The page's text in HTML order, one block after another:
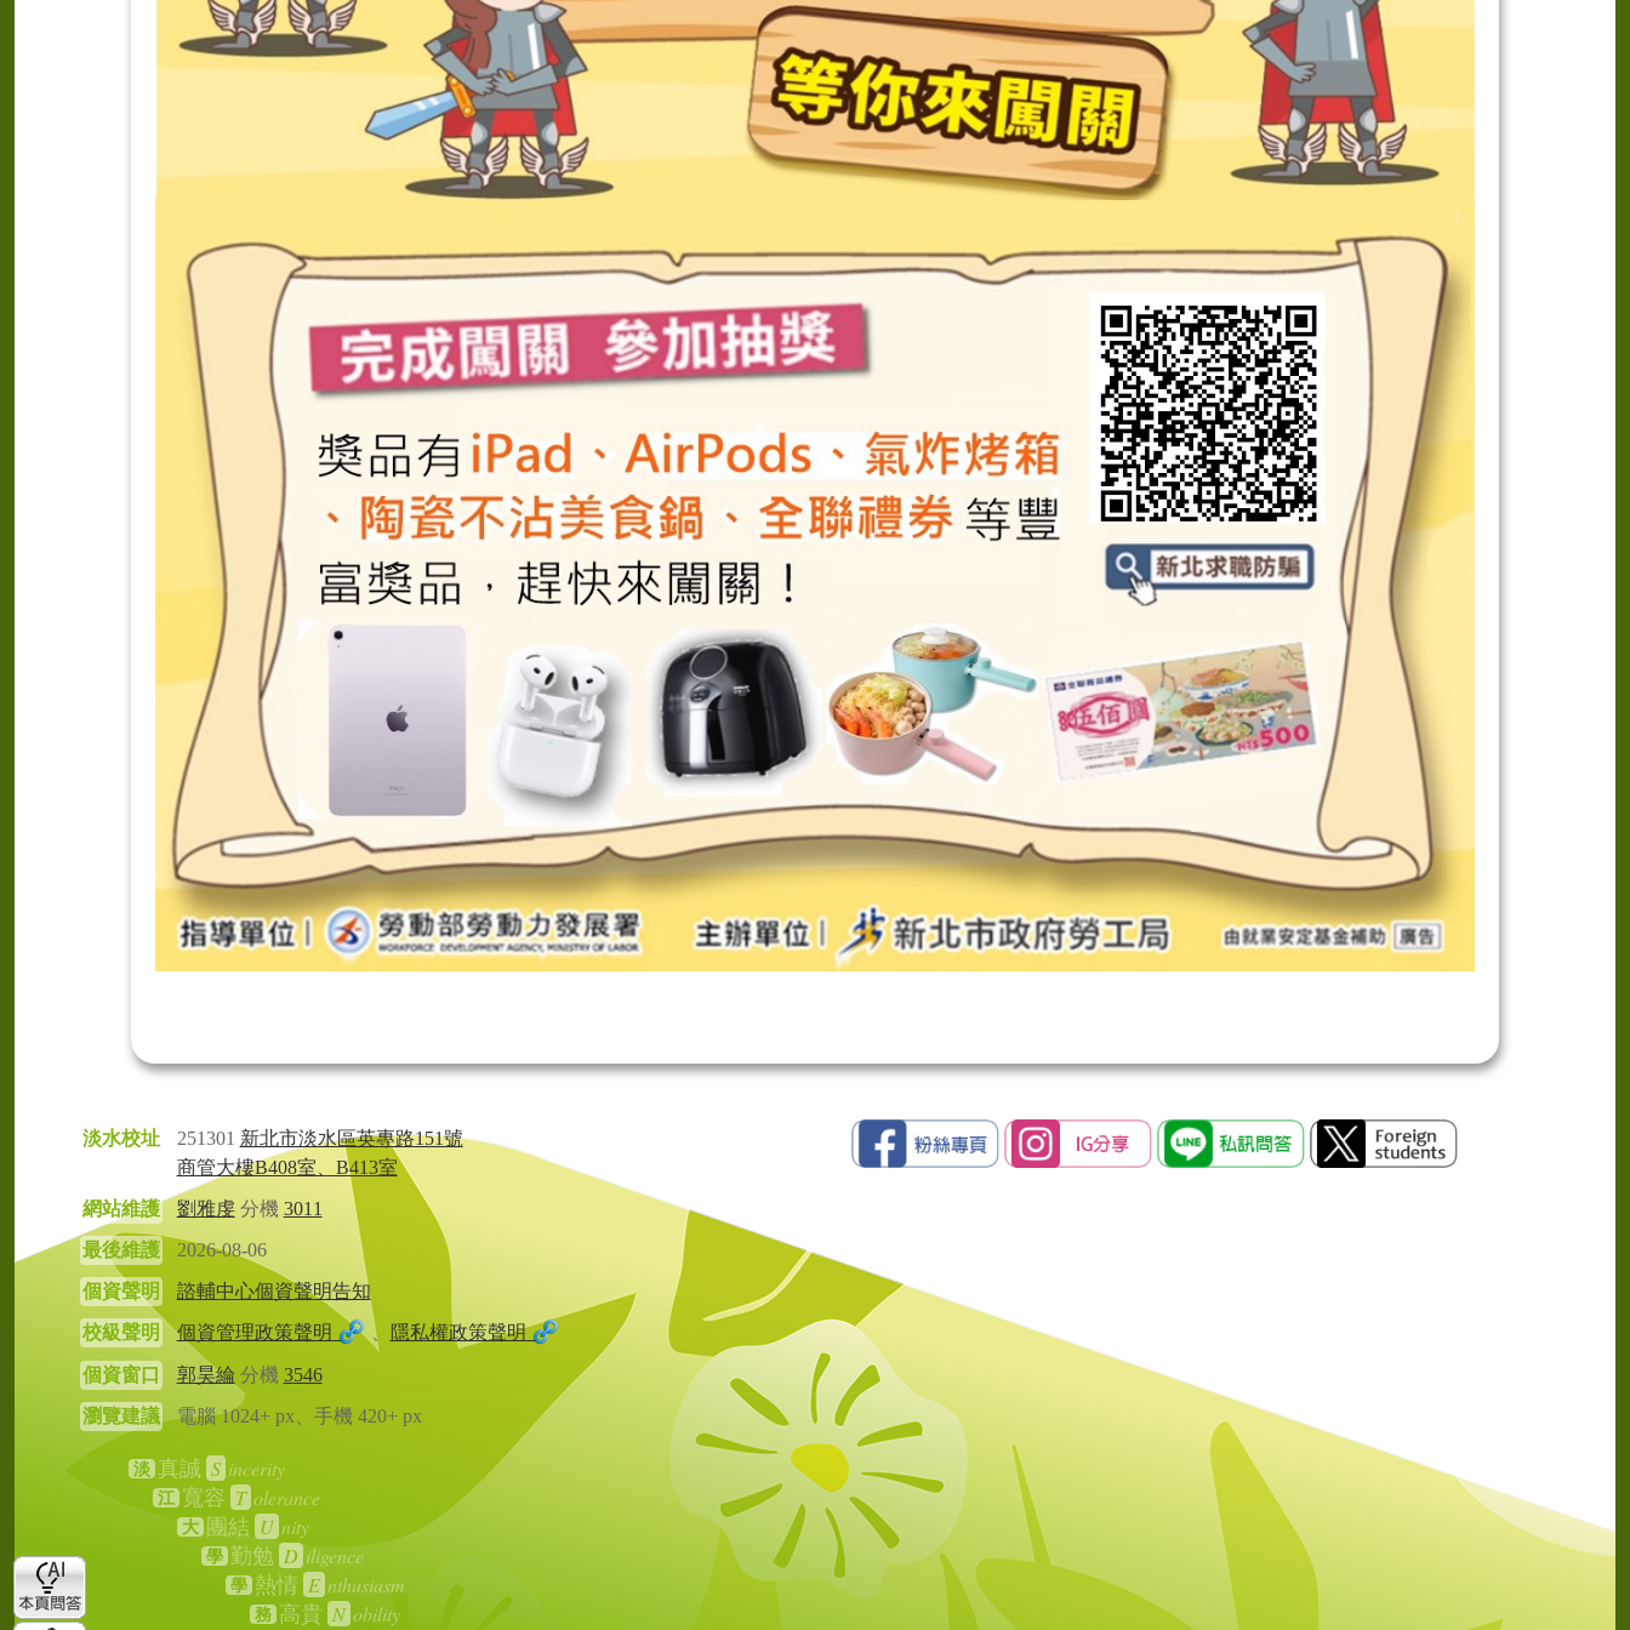
淡水校址 251301 新北市淡水區英專路151號
商管大樓B408室、B413室
網站維護
劉雅虔分機 3011
最後維護
2026-08-06
個資聲明
諮輔中心個資聲明告知
校級聲明
個資管理政策聲明 、 隱私權政策聲明
個資窗口 郭昊綸 分機 3546
瀏覽建議
電腦 1024+ px、手機 420+ px
淡 真誠 S incerity
江 寬容 T olerance
大 團結 U nity
學 勤勉 D iligence
學 熱情 E nthusiasm
務 高貴 N obility